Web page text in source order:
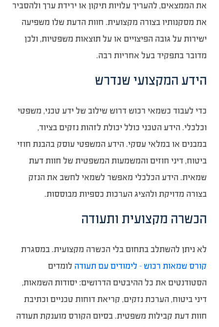
את הממצאים, להעריך עלויות תיקון או ירידת ערך ולהסביר
את מסקנותיו בצורה מקצועית. חוות הדעת שלו משפיעה
ישירות על גובה הפיצויים או על תוצאות משפטיות, ולכן
מדובר בתפקיד בעל אחריות רבה.
הידע המקצועי שנדרש
כדי לעבוד כשמאי רכוש דרוש שילוב של ידע טכני, משפטי
וכלכלי. הידע הטכני כולל יכולת לזהות נזקים בציוד,
במבנים או במלאי עסקי. הידע המשפטי עוסק בהבנת חוזי
ביטוח, דיני חוזים והמשמעות המשפטית של חוות דעת
שמאית. הידע הכלכלי מאפשר לשמאי לחשב את הנזק
בצורה מדויקת ולהציג הערכות כספיות מבוססות.
הכשרה מקצועית ותעודה
לא ניתן להשתלב בתחום בלי הכשרה מקצועית. במסגרת
קורס שמאות רכוש – לימודים עם תעודה לומדים
הסטודנטים את כל ההיבטים הדרושים: יסודות השמאות,
דיני ביטוח, הערכת נזקים, קריאת דוחות טכניים וכתיבת
חוות דעת קבילות משפטית. בסיום הקורס מוענקת תעודה